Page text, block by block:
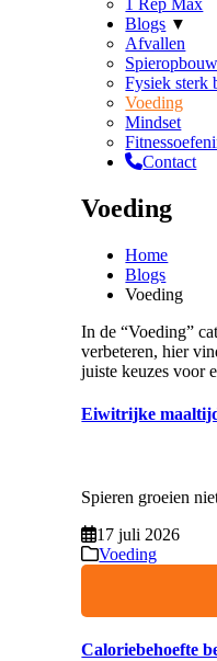
Blogs
Afvallen
Spieropbouw
Fysiek sterk
Voeding
Mindset
Contact
Voeding
Home
Blogs
Voeding
In de “Voeding”
verbeteren, hier
juiste keuzes voor
Eiwitrijke
Spieren groeien
17 juli 2026
Voeding
Caloriebehoefte